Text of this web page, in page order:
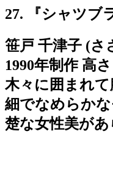
27. 『シャツブ
笹戸 千津子 (さ
1990年制作 高
木々に囲まれて
細でなめらか
楚な女性美が